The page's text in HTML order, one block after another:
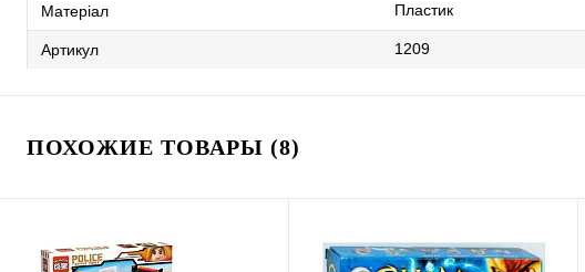
Матеріал Пластик
Артикул 1209
ПОХОЖИЕ ТОВАРЫ (8)